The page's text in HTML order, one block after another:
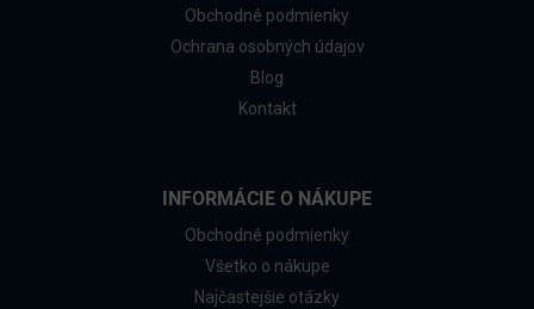
Obchodné podmienky
Ochrana osobných údajov
Blog
Kontakt
INFORMÁCIE O NÁKUPE
Obchodné podmienky
Všetko o nákupe
Najčastejšie otázky